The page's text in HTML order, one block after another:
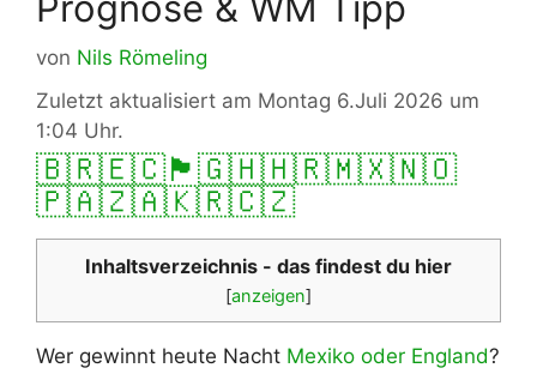
von Nils Römeling
Zuletzt aktualisiert am Montag 6.Juli 2026 um
1:04 Uhr.
🇧🇷🇪🇨🏴󠁧󠁢󠁥󠁮󠁧󠁿🇬🇭🇭🇷🇲🇽🇳🇴
🇵🇦🇿🇦🇰🇷🇨🇿
Inhaltsverzeichnis - das findest du hier
[anzeigen]
Wer gewinnt heute Nacht Mexiko oder England?